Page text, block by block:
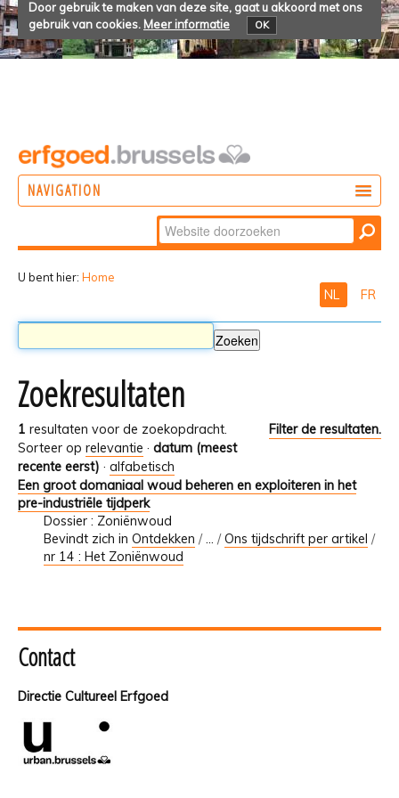
Door gebruik te maken van deze site, gaat u akkoord met ons
gebruik van cookies. Meer informatie OK
NAVIGATION
Zoek
Geavanceerd
U bent hier: Home
NL FR
Zoekresultaten
1 resultaten voor de zoekopdracht.
Filter de resultaten.
Sorteer op relevantie · datum (meest
recente eerst) · alfabetisch
Een groot domaniaal woud beheren en exploiteren in het
pre-industriële tijdperk
Dossier : Zoniënwoud
Bevindt zich in Ontdekken /… /Ons tijdschrift per artikel /
nr 14 : Het Zoniënwoud
Contact
Directie Cultureel Erfgoed